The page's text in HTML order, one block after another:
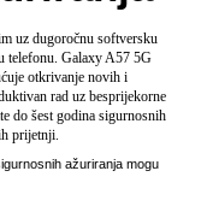
uz dugoročnu softversku
telefonu. Galaxy A57 5G
otkrivanje novih i
rad uz besprijekorne
do šest godina sigurnosnih
prijetnji.
ažuriranja mogu